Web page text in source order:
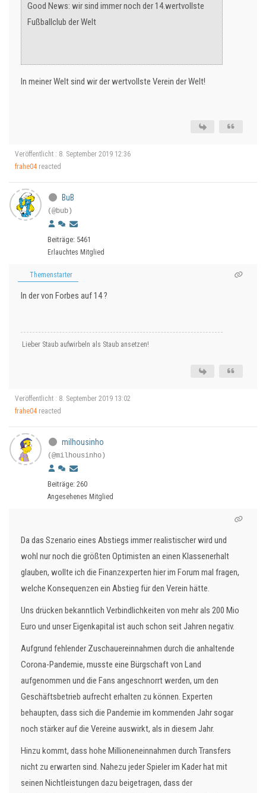
Good News: wir sind immer noch der 14.wertvollste
Fußballclub der Welt
In meiner Welt sind wir der wertvollste Verein der Welt!
Veröffentlicht : 8. September 2019 12:36
frahe04 reacted
BuB
(@bub)
Beiträge: 5461
Erlauchtes Mitglied
Themenstarter
In der von Forbes auf 14 ?
Lieber Staub aufwirbeln als Staub ansetzen!
Veröffentlicht : 8. September 2019 13:02
frahe04 reacted
milhousinho
(@milhousinho)
Beiträge: 260
Angesehenes Mitglied
Da das Szenario eines Abstiegs immer realistischer wird und
wohl nur noch die größten Optimisten an einen Klassenerhalt
glauben, wollte ich die Finanzexperten hier im Forum mal fragen,
welche Konsequenzen ein Abstieg für den Verein hätte.
Uns drücken bekanntlich Verbindlichkeiten von mehr als 200 Mio
Euro und unser Eigenkapital ist auch schon seit Jahren negativ.
Aufgrund fehlender Zuschauereinnahmen durch die anhaltende
Corona-Pandemie, musste eine Bürgschaft von Land
aufgenommen und die Fans angeschnorrt werden, um den
Geschäftsbetrieb aufrecht erhalten zu können. Experten
behaupten, dass sich die Pandemie im kommenden Jahr sogar
noch stärker auf die Vereine auswirkt, als in diesem Jahr.
Hinzu kommt, dass hohe Millioneneinnahmen durch Transfers
nicht zu erwarten sind. Nahezu jeder Spieler im Kader hat mit
seinen Nichtleistungen dazu beigetragen, dass der